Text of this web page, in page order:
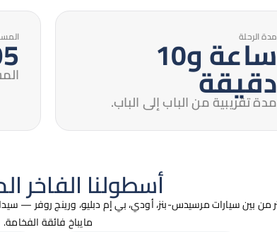
مدة الرحلة ساعة و10
دقيقة
مدة تقريبية من الباب إلى الباب.
أسطولنا الفاخر
مايباخ فائقة الفخامة.